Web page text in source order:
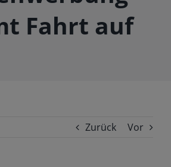
Fahrt auf
Zurück Vor